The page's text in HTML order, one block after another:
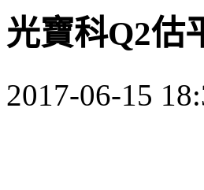
光寶科Q2估
2017-06-15